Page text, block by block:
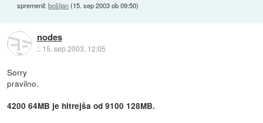
spremenil:boštjan(15. sep 2003 ob 09:50)
nodes
:: 15. sep 2003, 12:05
Sorry
pravilno.
4200 64MB je hitrejša od 9100 128MB.